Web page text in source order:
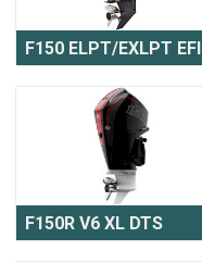
F150 ELPT/EXLPT EFI
F150R V6 XL DTS